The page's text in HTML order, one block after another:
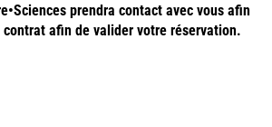
prendra contact avec vous afin
afin de valider votre réservation.